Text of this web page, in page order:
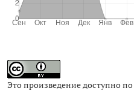
Это произведение доступно по